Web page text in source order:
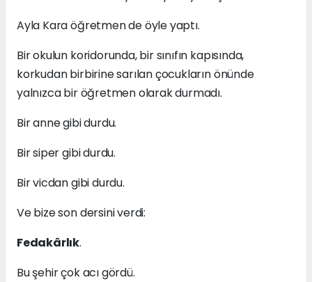
Ayla Kara öğretmen de öyle yaptı.
Bir okulun koridorunda, bir sınıfın kapısında,
korkudan birbirine sarılan çocukların önünde
yalnızca bir öğretmen olarak durmadı.
Bir anne gibi durdu.
Bir siper gibi durdu.
Bir vicdan gibi durdu.
Ve bize son dersini verdi:
Fedakârlık.
Bu şehir çok acı gördü.